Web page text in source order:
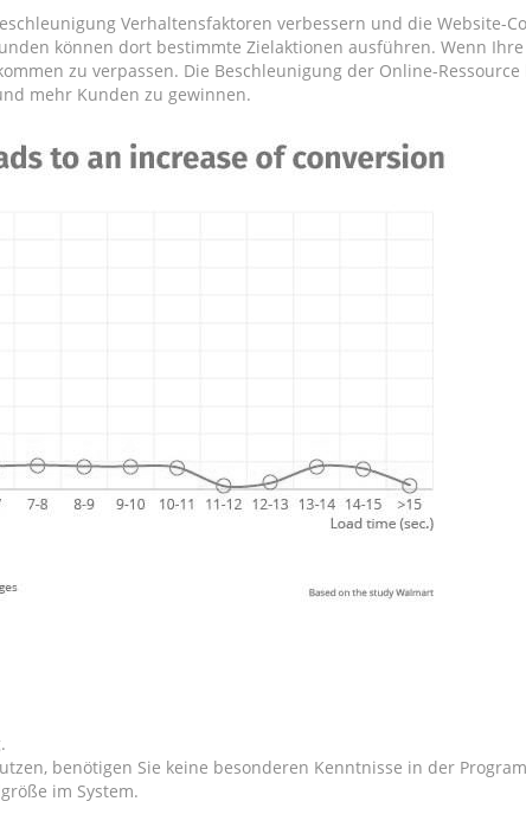
Verhaltensfaktoren verbessern und die Website-
können dort bestimmte Zielaktionen ausführen. Wenn
zu verpassen. Die Beschleunigung der Online-
mehr Kunden zu gewinnen.
benötigen Sie keine besonderen Kenntnisse in der
im System.